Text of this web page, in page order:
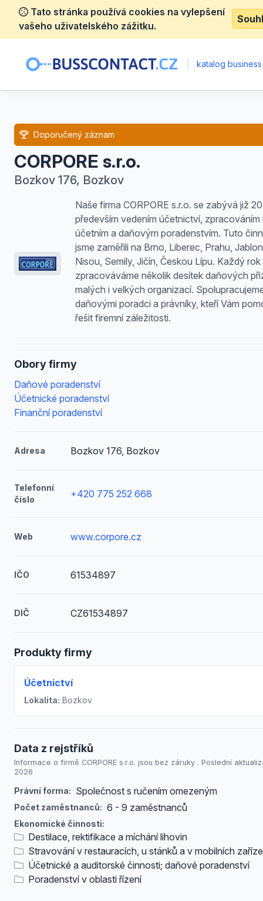
Tato stránka používá cookies na vylepšení
vašeho uživatelského zážitku.
katalog
CORPORE s.r.o.
Bozkov 176, Bozkov
Doporučený záznam
Naše firma CORPORE s.r.o. se zabývá již
především vedením účetnictví, zpracováním
účetním a daňovým poradenstvím. Tuto
jsme zaměřili na Brno, Liberec, Prahu,
Nisou, Semily, Jičín, Českou Lípu. Každý rok
zpracováváme několik desítek daňových
malých i velkých organizací.
daňovými poradci a právníky, kteří Vám
řešit firemní záležitosti.
Obory firmy
Daňové poradenství
Účetnické poradenství
Finanční poradenství
Adresa Bozkov 176, Bozkov
Telefonní
číslo
+420 775 252 668
Web www.corpore.cz
IČO 61534897
DIČ CZ61534897
Produkty firmy
Účetnictví
Lokalita: Bozkov
Data z rejstříků
Informace o firmě CORPORE s.r.o. jsou bez záruky . Poslední
2026
Právní forma: Společnost s ručením omezeným
Počet zaměstnanců: 6 - 9 zaměstnanců
Ekonomické činnosti:
Destilace, rektifikace a míchání lihovin
Stravování v restauracích, u stánků a v mobilních
Účetnické a auditorské činnosti; daňové poradenství
Poradenství v oblasti řízení